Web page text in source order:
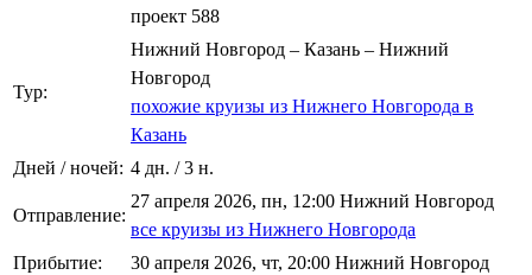
проект 588
Тур:
Нижний Новгород – Казань – Нижний
Новгород
похожие круизы из Нижнего Новгорода в
Казань
Дней / ночей: 4 дн. / 3 н.
Отправление:
27 апреля 2026, пн, 12:00 Нижний Новгород
все круизы из Нижнего Новгорода
Прибытие:
30 апреля 2026, чт, 20:00 Нижний Новгород